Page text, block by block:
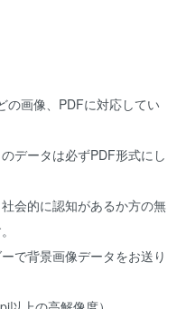
の画像、PDFに対応してい
データは必ずPDF形式にし
会的に認知があるか方の無
で背景画像データをお送り